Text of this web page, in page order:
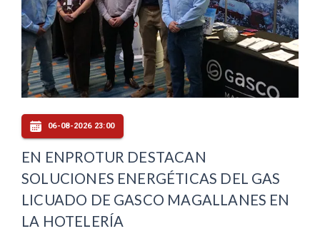
06-08-2026 23:00
EN ENPROTUR DESTACAN
SOLUCIONES ENERGÉTICAS DEL GAS
LICUADO DE GASCO MAGALLANES EN
LA HOTELERÍA